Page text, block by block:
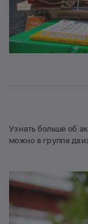
Узнать больше об
можно в группе